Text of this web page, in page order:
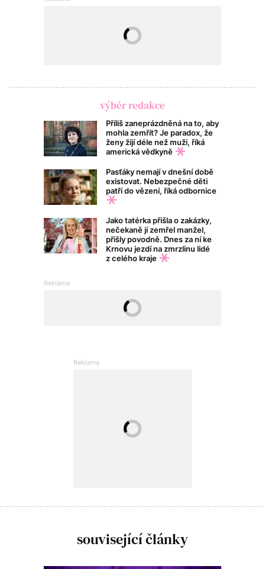
výběr redakce
Příliš zaneprázdněná na to, aby
mohla zemřít? Je paradox, že
ženy žijí déle než muži, říká
americká vědkyně
Pasťáky nemají v dnešní době
existovat. Nebezpečné děti
patří do vězení, říká odbornice
Jako tatérka přišla o zakázky,
nečekaně jí zemřel manžel,
přišly povodně. Dnes za ní ke
Krnovu jezdí na zmrzlinu lidé
z celého kraje
související články